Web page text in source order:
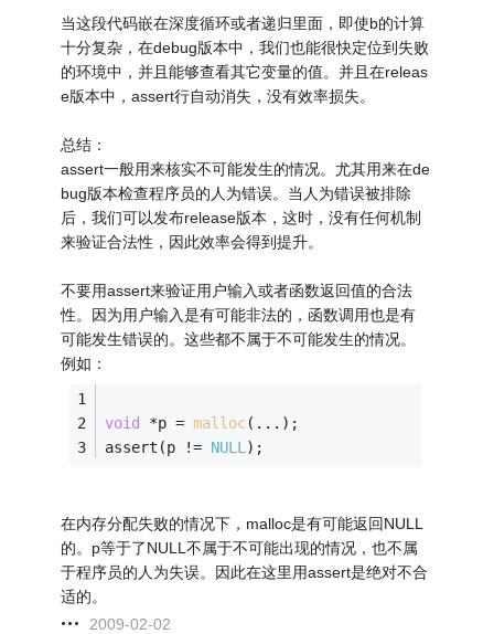
当这段代码嵌在深度循环或者递归里面，即使b的计算
十分复杂，在debug版本中，我们也能很快定位到失败
的环境中，并且能够查看其它变量的值。并且在releas
e版本中，assert行自动消失，没有效率损失。
总结：
assert一般用来核实不可能发生的情况。尤其用来在de
bug版本检查程序员的人为错误。当人为错误被排除
后，我们可以发布release版本，这时，没有任何机制
来验证合法性，因此效率会得到提升。
不要用assert来验证用户输入或者函数返回值的合法
性。因为用户输入是有可能非法的，函数调用也是有
可能发生错误的。这些都不属于不可能发生的情况。
例如：
void *p = malloc(...);
assert(p != NULL );
在内存分配失败的情况下，malloc是有可能返回NULL
的。p等于了NULL不属于不可能出现的情况，也不属
于程序员的人为失误。因此在这里用assert是绝对不合
适的。
2009-02-02